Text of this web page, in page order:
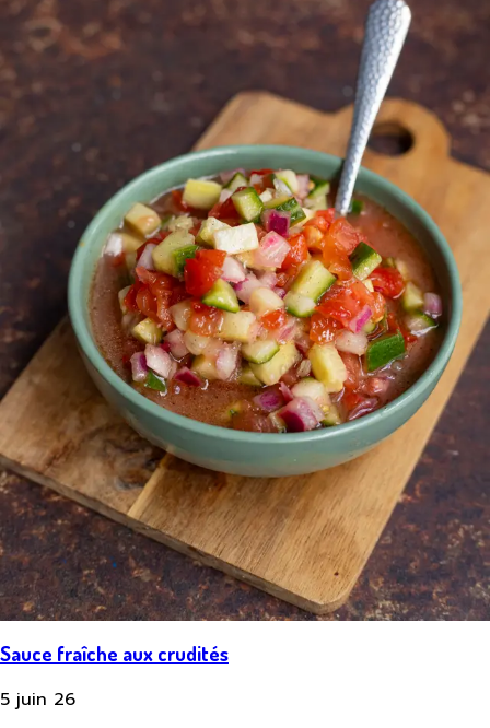
Sauce fraîche aux crudités
5 juin 26